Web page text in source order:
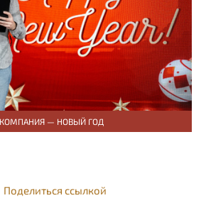
КОМПАНИЯ — НОВЫЙ ГОД
Поделиться ссылкой